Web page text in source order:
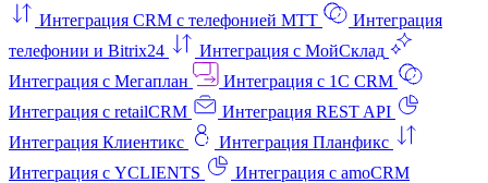
Интеграция CRM с телефонией МТТ
Интеграция
телефонии и Bitrix24
Интеграция с МойСклад
Интеграция с Мегаплан
Интеграция с 1C CRM
Интеграция с retailCRM
Интеграция REST API
Интеграция Клиентикс
Интеграция Планфикс
Интеграция с YCLIENTS
Интеграция с amoCRM